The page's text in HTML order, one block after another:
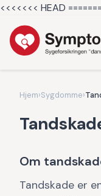
<<<<<<< HEAD =======
Hjem›Sygdomme›
Om
Tandskade er